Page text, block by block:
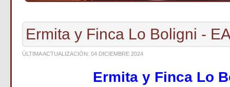
Ermita y Finca Lo Boligni -
ÚLTIMA ACTUALIZACIÓN: 04 DICIEMBRE 2024
Ermita y Finca Lo